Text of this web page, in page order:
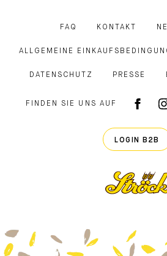
FAQ KONTAKT
ALLGEMEINE
DATENSCHUTZ PRESSE
FINDEN SIE UNS AUF
LOGIN B2B